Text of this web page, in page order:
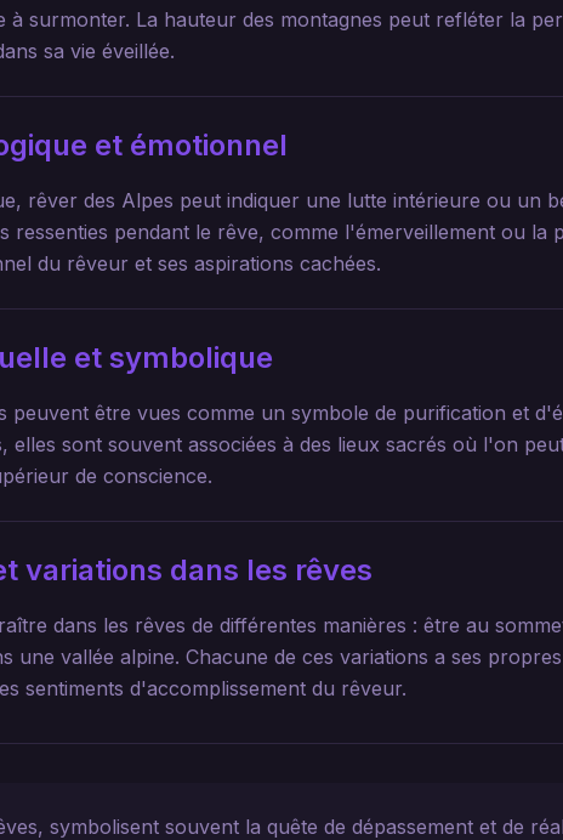
à surmonter. La hauteur des montagnes peut refléter la
sa vie éveillée.
et émotionnel
rêver des Alpes peut indiquer une lutte intérieure ou un
ressenties pendant le rêve, comme l'émerveillement ou la
du rêveur et ses aspirations cachées.
et symbolique
peuvent être vues comme un symbole de purification et
elles sont souvent associées à des lieux sacrés où l'on
de conscience.
variations dans les rêves
dans les rêves de différentes manières : être au
une vallée alpine. Chacune de ces variations a ses
sentiments d'accomplissement du rêveur.
symbolisent souvent la quête de dépassement et de